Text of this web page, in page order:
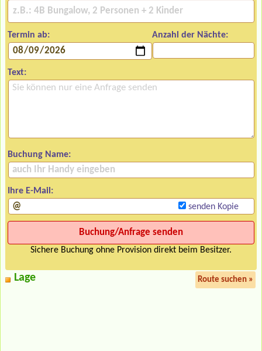
Termin ab: Anzahl der Nächte:
Text:
Buchung Name:
Ihre E-Mail:
senden Kopie
Sichere Buchung ohne Provision direkt beim Besitzer.
Lage Route suchen »